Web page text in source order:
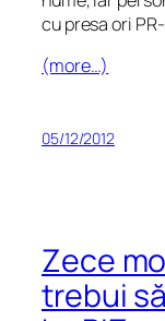
cu presa ori
(more…)
05/12/2012
Zece
trebui